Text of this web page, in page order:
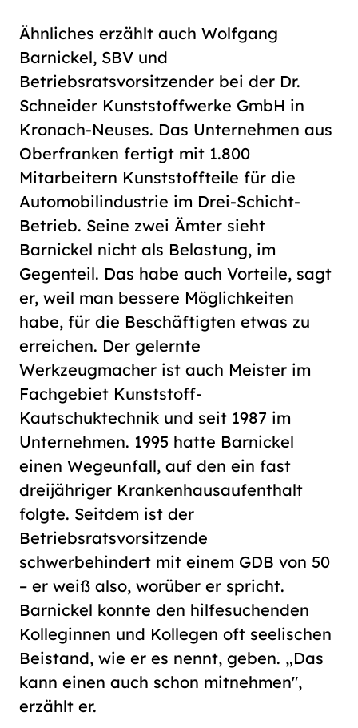
Ähnliches erzählt auch Wolfgang
Barnickel, SBV und
Betriebsratsvorsitzender bei der Dr.
Schneider Kunststoffwerke GmbH in
Kronach-Neuses. Das Unternehmen aus
Oberfranken fertigt mit 1.800
Mitarbeitern Kunststoffteile für die
Automobilindustrie im Drei-Schicht-
Betrieb. Seine zwei Ämter sieht
Barnickel nicht als Belastung, im
Gegenteil. Das habe auch Vorteile, sagt
er, weil man bessere Möglichkeiten
habe, für die Beschäftigten etwas zu
erreichen. Der gelernte
Werkzeugmacher ist auch Meister im
Fachgebiet Kunststoff-
Kautschuktechnik und seit 1987 im
Unternehmen. 1995 hatte Barnickel
einen Wegeunfall, auf den ein fast
dreijähriger Krankenhausaufenthalt
folgte. Seitdem ist der
Betriebsratsvorsitzende
schwerbehindert mit einem GDB von 50
– er weiß also, worüber er spricht.
Barnickel konnte den hilfesuchenden
Kolleginnen und Kollegen oft seelischen
Beistand, wie er es nennt, geben. „Das
kann einen auch schon mitnehmen",
erzählt er.